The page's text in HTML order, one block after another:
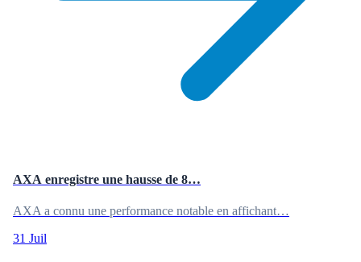
AXA enregistre une hausse de 8…
AXA a connu une performance notable en affichant…
31 Juil